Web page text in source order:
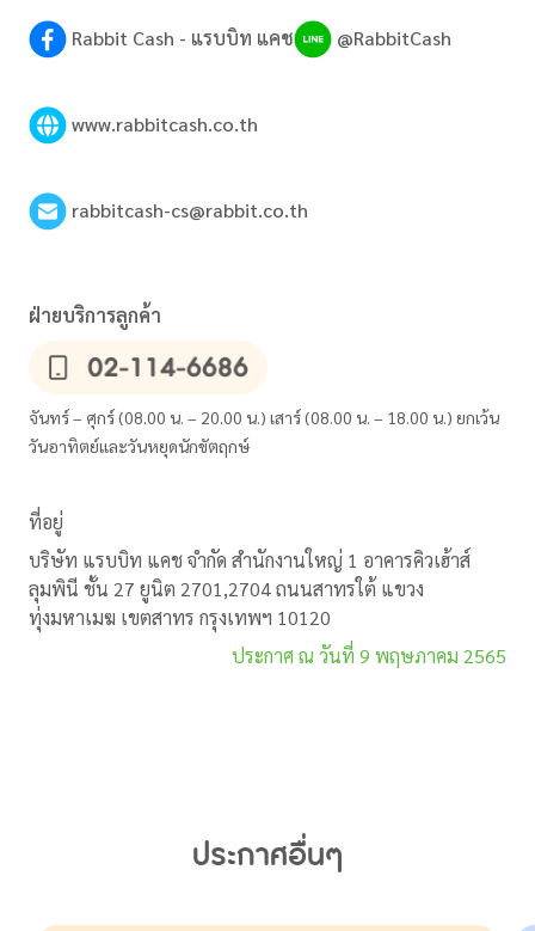
Rabbit Cash - แรบบิท แคช @RabbitCash
www.rabbitcash.co.th
rabbitcash-cs@rabbit.co.th
ฝ่ายบริการลูกค้า
จันทร์ – ศุกร์ (08.00 น. – 20.00 น.) เสาร์ (08.00 น. – 18.00 น.) ยกเว้น
วันอาทิตย์และวันหยุดนักขัตฤกษ์
ที่อยู่
บริษัท แรบบิท แคช จำกัด สำนักงานใหญ่ 1 อาคารคิวเฮ้าส์
ลุมพินี ชั้น 27 ยูนิต 2701,2704 ถนนสาทรใต้ แขวง
ทุ่งมหาเมฆ เขตสาทร กรุงเทพฯ 10120
ประกาศ ณ วันที่ 9 พฤษภาคม 2565
ประกาศอื่นๆ